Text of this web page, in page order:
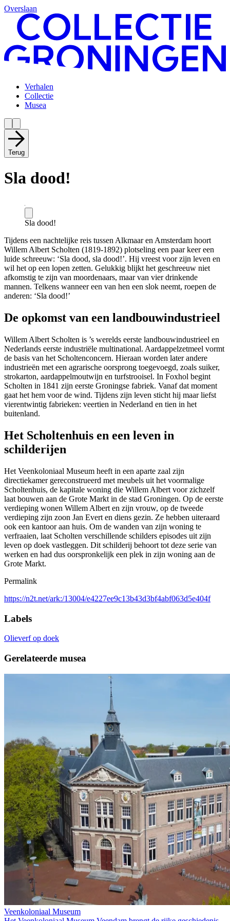
Overslaan
Verhalen
Collectie
Musea
Terug
Sla dood!
Sla dood!
Tijdens een nachtelijke reis tussen Alkmaar en Amsterdam hoort
Willem Albert Scholten (1819-1892) plotseling een paar keer een
luide schreeuw: ‘Sla dood, sla dood!’. Hij vreest voor zijn leven en
wil het op een lopen zetten. Gelukkig blijkt het geschreeuw niet
afkomstig te zijn van moordenaars, maar van vier drinkende
mannen. Telkens wanneer een van hen een slok neemt, roepen de
anderen: ‘Sla dood!’
De opkomst van een landbouwindustrieel
Willem Albert Scholten is ’s werelds eerste landbouwindustrieel en
Nederlands eerste industriële multinational. Aardappelzetmeel vormt
de basis van het Scholtenconcern. Hieraan worden later andere
industrieën met een agrarische oorsprong toegevoegd, zoals suiker,
strokarton, aardappelmoutwijn en turfstrooisel. In Foxhol begint
Scholten in 1841 zijn eerste Groningse fabriek. Vanaf dat moment
gaat het hem voor de wind. Tijdens zijn leven sticht hij maar liefst
vierentwintig fabrieken: veertien in Nederland en tien in het
buitenland.
Het Scholtenhuis en een leven in
schilderijen
Het Veenkoloniaal Museum heeft in een aparte zaal zijn
directiekamer gereconstrueerd met meubels uit het voormalige
Scholtenhuis, de kapitale woning die Willem Albert voor zichzelf
laat bouwen aan de Grote Markt in de stad Groningen. Op de eerste
verdieping wonen Willem Albert en zijn vrouw, op de tweede
verdieping zijn zoon Jan Evert en diens gezin. Ze hebben uiteraard
ook een kantoor aan huis. Om de wanden van zijn woning te
verfraaien, laat Scholten verschillende schilders episodes uit zijn
leven op doek vastleggen. Dit schilderij behoort tot deze serie van
werken en had dus oorspronkelijk een plek in zijn woning aan de
Grote Markt.
Permalink
https://n2t.net/ark:/13004/e4227ee9c13b43d3bf4abf063d5e404f
Labels
Olieverf op doek
Gerelateerde musea
Veenkoloniaal Museum